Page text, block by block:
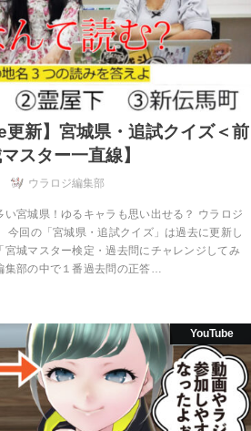
更新】宮城県・追試クイズ＜前
スター一直線】
ウラロジ編集部
い宮城県！ゆるキャラも思い出せる？ ウラロジ
今回の「宮城県・追試クイズ」は過去に更新し
宮城マスター検定・過去問にチャレンジしてみ
集部の中で１番過去問の正答…
YouTube